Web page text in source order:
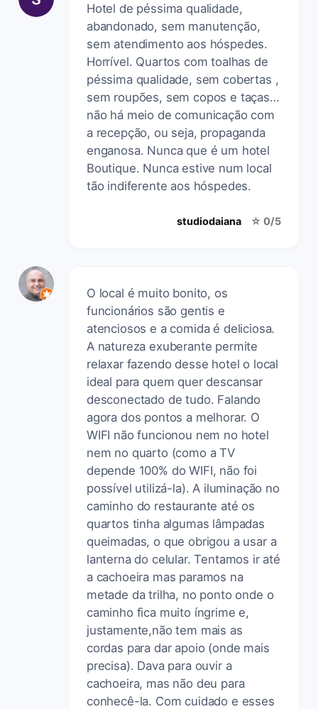
Hotel de péssima qualidade,
abandonado, sem manutenção,
sem atendimento aos hóspedes.
Horrível. Quartos com toalhas de
péssima qualidade, sem cobertas ,
sem roupões, sem copos e taças…
não há meio de comunicação com
a recepção, ou seja, propaganda
enganosa. Nunca que é um hotel
Boutique. Nunca estive num local
tão indiferente aos hóspedes.
studiodaiana ☆ 0/5
O local é muito bonito, os
funcionários são gentis e
atenciosos e a comida é deliciosa.
A natureza exuberante permite
relaxar fazendo desse hotel o local
ideal para quem quer descansar
desconectado de tudo. Falando
agora dos pontos a melhorar. O
WIFI não funcionou nem no hotel
nem no quarto (como a TV
depende 100% do WIFI, não foi
possível utilizá-la). A iluminação no
caminho do restaurante até os
quartos tinha algumas lâmpadas
queimadas, o que obrigou a usar a
lanterna do celular. Tentamos ir até
a cachoeira mas paramos na
metade da trilha, no ponto onde o
caminho fica muito íngrime e,
justamente,não tem mais as
cordas para dar apoio (onde mais
precisa). Dava para ouvir a
cachoeira, mas não deu para
conhecê-la. Com cuidado e esses